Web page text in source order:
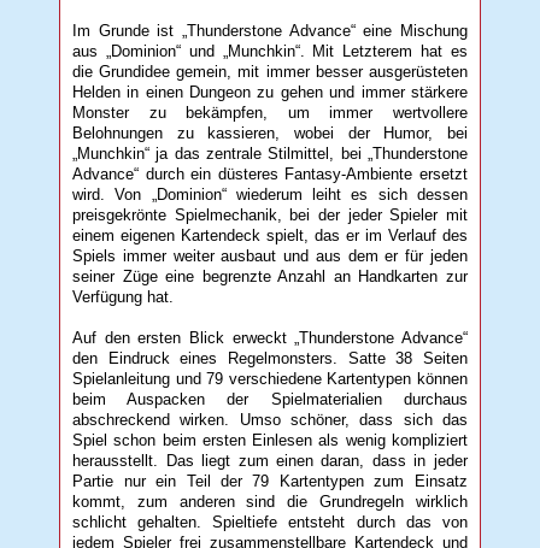
Im Grunde ist „Thunderstone Advance“ eine Mischung
aus „Dominion“ und „Munchkin“. Mit Letzterem hat es
die Grundidee gemein, mit immer besser ausgerüsteten
Helden in einen Dungeon zu gehen und immer stärkere
Monster zu bekämpfen, um immer wertvollere
Belohnungen zu kassieren, wobei der Humor, bei
„Munchkin“ ja das zentrale Stilmittel, bei „Thunderstone
Advance“ durch ein düsteres Fantasy-Ambiente ersetzt
wird. Von „Dominion“ wiederum leiht es sich dessen
preisgekrönte Spielmechanik, bei der jeder Spieler mit
einem eigenen Kartendeck spielt, das er im Verlauf des
Spiels immer weiter ausbaut und aus dem er für jeden
seiner Züge eine begrenzte Anzahl an Handkarten zur
Verfügung hat.
Auf den ersten Blick erweckt „Thunderstone Advance“
den Eindruck eines Regelmonsters. Satte 38 Seiten
Spielanleitung und 79 verschiedene Kartentypen können
beim Auspacken der Spielmaterialien durchaus
abschreckend wirken. Umso schöner, dass sich das
Spiel schon beim ersten Einlesen als wenig kompliziert
herausstellt. Das liegt zum einen daran, dass in jeder
Partie nur ein Teil der 79 Kartentypen zum Einsatz
kommt, zum anderen sind die Grundregeln wirklich
schlicht gehalten. Spieltiefe entsteht durch das von
jedem Spieler frei zusammenstellbare Kartendeck und